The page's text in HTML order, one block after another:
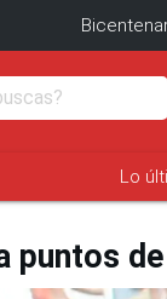
Lo
puntos